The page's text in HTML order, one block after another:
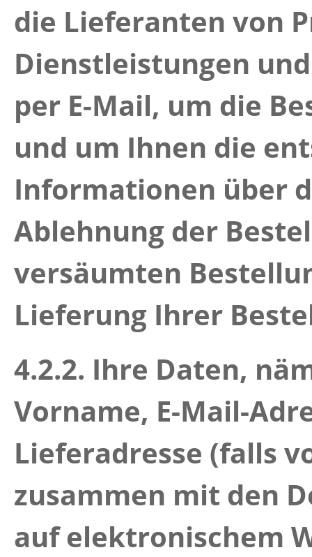
die Lieferanten von
Dienstleistungen
per E-Mail, um die
und um Ihnen die
Informationen über
Ablehnung der
versäumten
Lieferung Ihrer
4.2.2. Ihre Daten,
Vorname, E-Mail-
Lieferadresse (falls
zusammen mit den
auf elektronischem